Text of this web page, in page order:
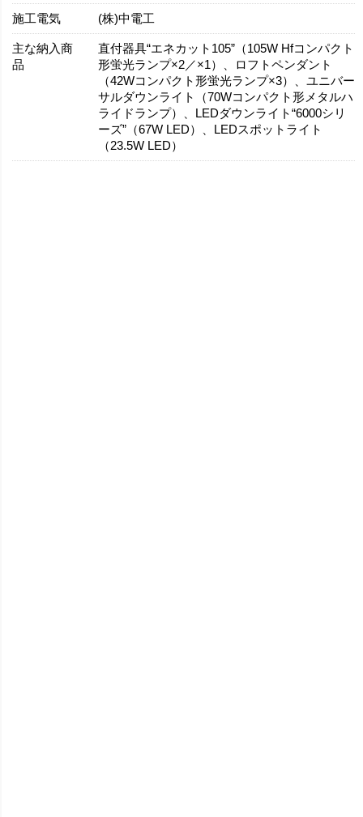
施工電気 (株)中電工
主な納入商
品
直付器具“エネカット105”（105W Hfコンパクト
形蛍光ランプ×2／×1）、ロフトペンダント
（42Wコンパクト形蛍光ランプ×3）、ユニバー
サルダウンライト（70Wコンパクト形メタルハ
ライドランプ）、LEDダウンライト“6000シリ
ーズ”（67W LED）、LEDスポットライト
（23.5W LED）